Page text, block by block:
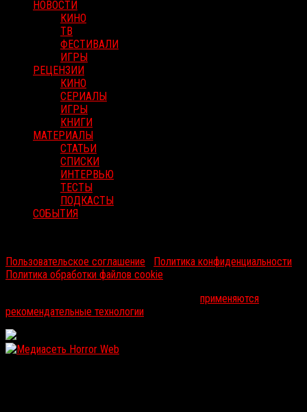
НОВОСТИ
КИНО
ТВ
ФЕСТИВАЛИ
ИГРЫ
РЕЦЕНЗИИ
КИНО
СЕРИАЛЫ
ИГРЫ
КНИГИ
МАТЕРИАЛЫ
СТАТЬИ
СПИСКИ
ИНТЕРВЬЮ
ТЕСТЫ
ПОДКАСТЫ
СОБЫТИЯ
Пользовательское соглашение
Политика конфиденциальности
Политика обработки файлов cookie
применяются
рекомендательные технологии